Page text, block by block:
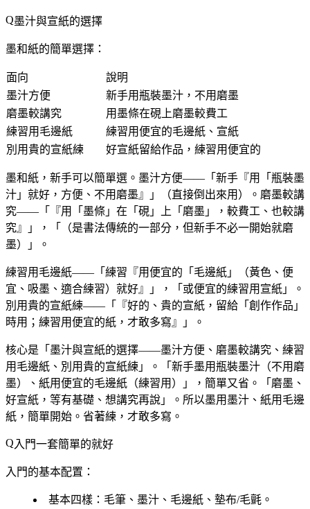
墨汁與宣紙的選擇
墨和紙的簡單選擇：
面向
說明
墨汁方便
新手用瓶裝墨汁，不用磨墨
磨墨較講究
用墨條在硯上磨墨較費工
練習用毛邊紙
練習用便宜的毛邊紙、宣紙
別用貴的宣紙練
好宣紙留給作品，練習用便宜的
墨和紙，新手可以簡單選。墨汁方便——「新手『用「瓶裝墨
汁」就好，方便、不用磨墨』」（直接倒出來用）。磨墨較講
究——「『用「墨條」在「硯」上「磨墨」，較費工、也較講
究』」，「（是書法傳統的一部分，但新手不必一開始就磨
墨）」。
練習用毛邊紙——「練習『用便宜的「毛邊紙」（黃色、便
宜、吸墨、適合練習）就好』」，「或便宜的練習用宣紙」。
別用貴的宣紙練——「『好的、貴的宣紙，留給「創作作品」
時用；練習用便宜的紙，才敢多寫』」。
核心是「墨汁與宣紙的選擇——墨汁方便、磨墨較講究、練習
用毛邊紙、別用貴的宣紙練」。「新手墨用瓶裝墨汁（不用磨
墨）、紙用便宜的毛邊紙（練習用）」，簡單又省。「磨墨、
好宣紙，等有基礎、想講究再說」。所以墨用墨汁、紙用毛邊
紙，簡單開始。省著練，才敢多寫。
入門一套簡單的就好
入門的基本配置：
基本四樣 ：毛筆、墨汁、毛邊紙、墊布/毛氈。